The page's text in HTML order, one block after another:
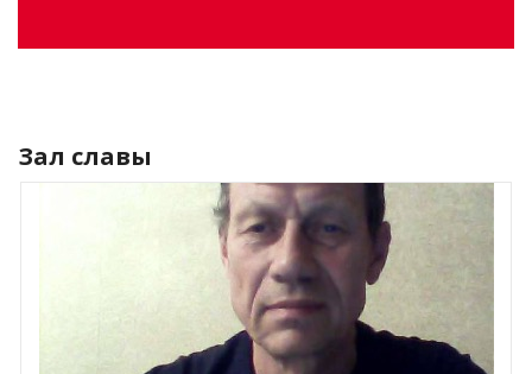
Зал славы